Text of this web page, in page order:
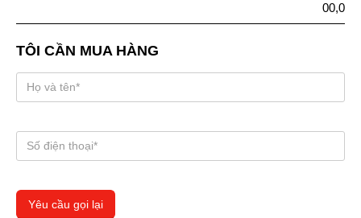
00,0
TÔI CẦN MUA HÀNG